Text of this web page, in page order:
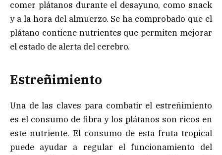
comer plátanos durante el desayuno, como snack
y a la hora del almuerzo. Se ha comprobado que el
plátano contiene nutrientes que permiten mejorar
el estado de alerta del cerebro.
Estreñimiento
Una de las claves para combatir el estreñimiento
es el consumo de fibra y los plátanos son ricos en
este nutriente. El consumo de esta fruta tropical
puede ayudar a regular el funcionamiento del